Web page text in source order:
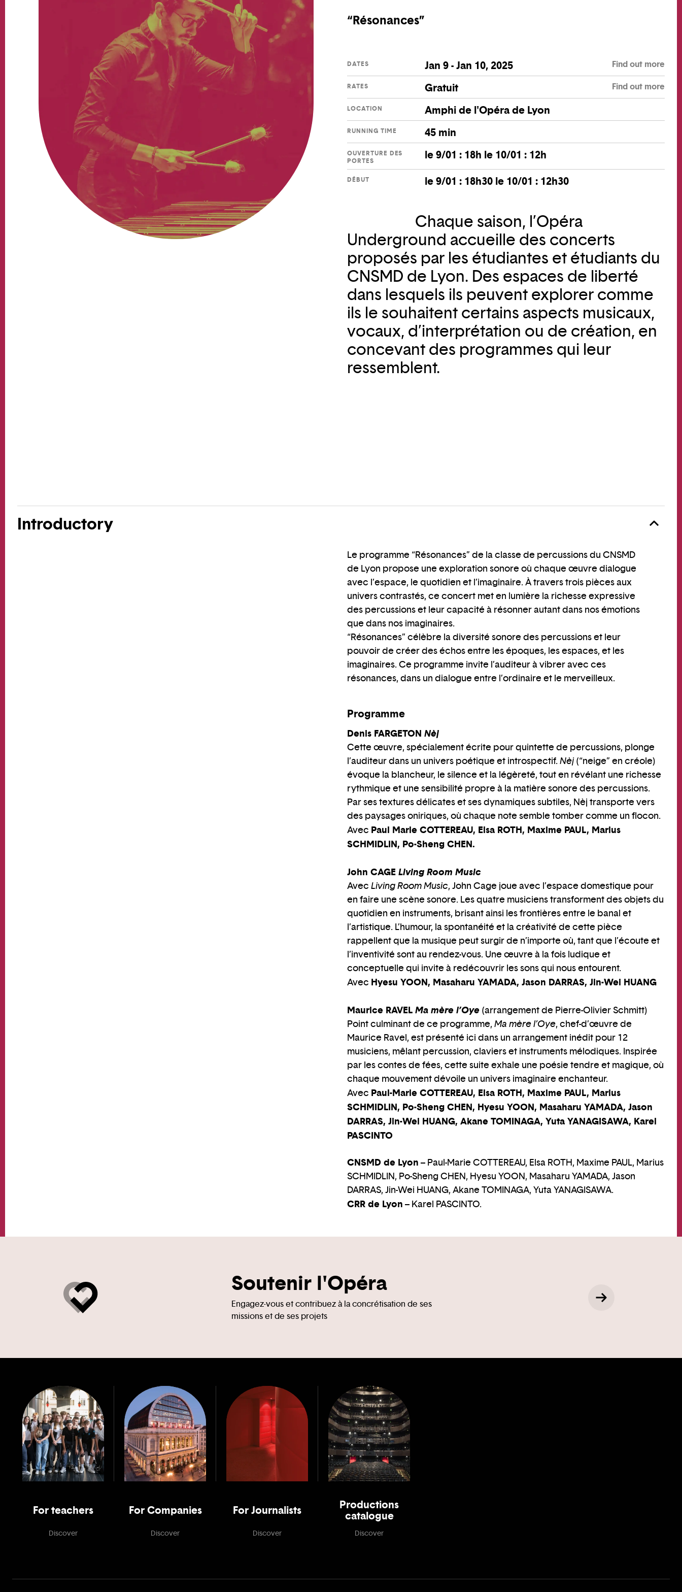
“Résonances”
DATES Jan 9 - Jan 10, 2025 Find out more
RATES Gratuit Find out more
LOCATION Amphi de l'Opéra de Lyon
RUNNING TIME 45 min
OUVERTURE DES
PORTES
le 9/01 : 18h le 10/01 : 12h
DÉBUT le 9/01 : 18h30 le 10/01 : 12h30
Chaque saison, l’Opéra
Underground accueille des concerts
proposés par les étudiantes et étudiants du
CNSMD de Lyon. Des espaces de liberté
dans lesquels ils peuvent explorer comme
ils le souhaitent certains aspects musicaux,
vocaux, d’interprétation ou de création, en
concevant des programmes qui leur
ressemblent.
Introductory
Le programme “Résonances” de la classe de percussions du CNSMD
de Lyon propose une exploration sonore où chaque œuvre dialogue
avec l’espace, le quotidien et l’imaginaire. À travers trois pièces aux
univers contrastés, ce concert met en lumière la richesse expressive
des percussions et leur capacité à résonner autant dans nos émotions
que dans nos imaginaires.
“Résonances” célèbre la diversité sonore des percussions et leur
pouvoir de créer des échos entre les époques, les espaces, et les
imaginaires. Ce programme invite l’auditeur à vibrer avec ces
résonances, dans un dialogue entre l’ordinaire et le merveilleux.
Programme
Denis FARGETON Nèj
Cette œuvre, spécialement écrite pour quintette de percussions, plonge
l’auditeur dans un univers poétique et introspectif.Nèj(“neige” en créole)
évoque la blancheur, le silence et la légèreté, tout en révélant une richesse
rythmique et une sensibilité propre à la matière sonore des percussions.
Par ses textures délicates et ses dynamiques subtiles, Nèj transporte vers
des paysages oniriques, où chaque note semble tomber comme un flocon.
Avec Paul Marie COTTEREAU, Elsa ROTH, Maxime PAUL, Marius
SCHMIDLIN, Po-Sheng CHEN.
John CAGE Living Room Music
Avec Living Room Music, John Cage joue avec l’espace domestique pour
en faire une scène sonore. Les quatre musiciens transforment des objets du
quotidien en instruments, brisant ainsi les frontières entre le banal et
l’artistique. L’humour, la spontanéité et la créativité de cette pièce
rappellent que la musique peut surgir de n’importe où, tant que l’écoute et
l’inventivité sont au rendez-vous. Une œuvre à la fois ludique et
conceptuelle qui invite à redécouvrir les sons qui nous entourent.
Avec Hyesu YOON, Masaharu YAMADA, Jason DARRAS, Jin-Wei HUANG
Maurice RAVEL Ma mère l’Oye(arrangement de Pierre-Olivier Schmitt)
Point culminant de ce programme,Ma mère l’Oye, chef-d’œuvre de
Maurice Ravel, est présenté ici dans un arrangement inédit pour 12
musiciens, mêlant percussion, claviers et instruments mélodiques. Inspirée
par les contes de fées, cette suite exhale une poésie tendre et magique, où
chaque mouvement dévoile un univers imaginaire enchanteur.
Avec Paul-Marie COTTEREAU, Elsa ROTH, Maxime PAUL, Marius
SCHMIDLIN, Po-Sheng CHEN, Hyesu YOON, Masaharu YAMADA, Jason
DARRAS, Jin-Wei HUANG, Akane TOMINAGA, Yuta YANAGISAWA, Karel
PASCINTO
CNSMD de Lyon – Paul-Marie COTTEREAU, Elsa ROTH, Maxime PAUL, Marius
SCHMIDLIN, Po-Sheng CHEN, Hyesu YOON, Masaharu YAMADA, Jason
DARRAS, Jin-Wei HUANG, Akane TOMINAGA, Yuta YANAGISAWA.
CRR de Lyon – Karel PASCINTO.
Soutenir l'Opéra
Engagez-vous et contribuez à la concrétisation de ses
missions et de ses projets
For teachers
Discover
For Companies
Discover
For Journalists
Discover
Productions
catalogue
Discover